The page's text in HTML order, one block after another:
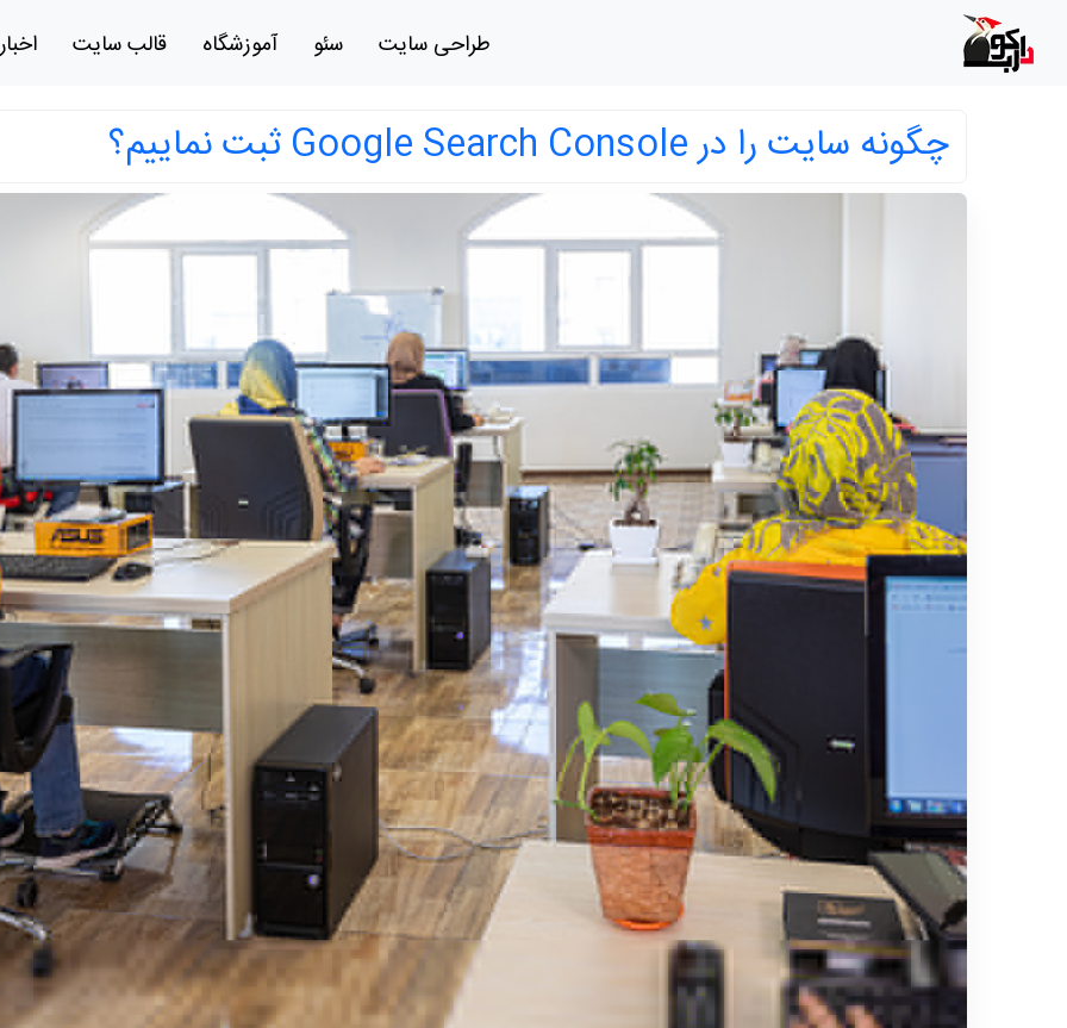
طراحی سایت سئو آموزشگاه قالب سایت اخبار
چگونه سایت را در Google Search Console ثبت نماییم؟